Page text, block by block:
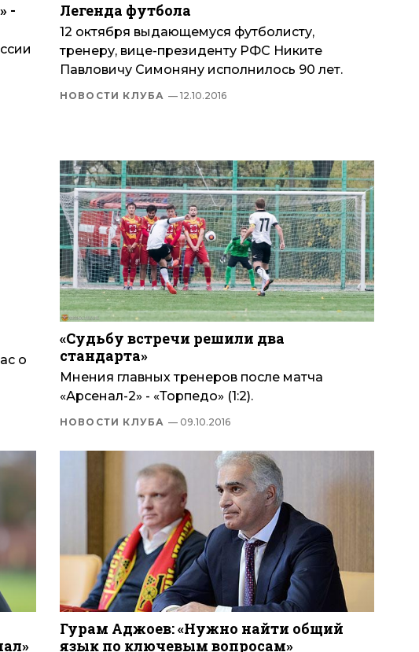
-
Легенда футбола
12 октября выдающемуся футболисту,
тренеру, вице-президенту РФС Никите
Павловичу Симоняну исполнилось 90 лет.
НОВОСТИ КЛУБА — 12.10.2016
о
«Судьбу встречи решили два
стандарта»
Мнения главных тренеров после матча
«Арсенал-2» - «Торпедо» (1:2).
НОВОСТИ КЛУБА — 09.10.2016
Гурам Аджоев: «Нужно найти общий
язык по ключевым вопросам»